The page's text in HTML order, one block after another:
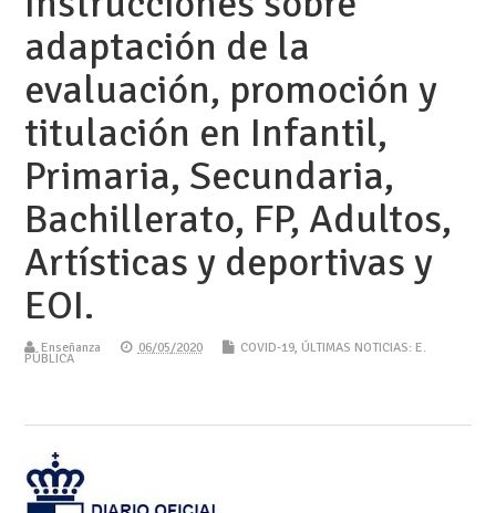
adaptación de la
evaluación, promoción y
titulación en Infantil,
Primaria, Secundaria,
Bachillerato, FP, Adultos,
Artísticas y deportivas y
EOI.
Enseñanza 06/05/2020 COVID-19, ÚLTIMAS NOTICIAS: E.
PÚBLICA